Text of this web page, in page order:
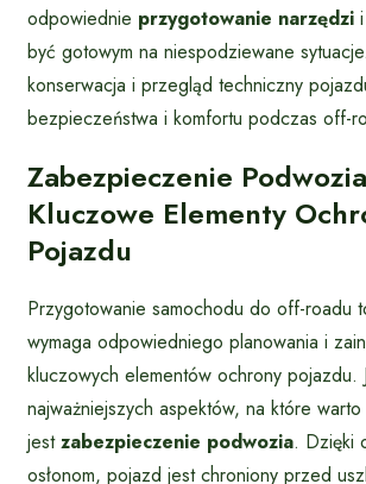
odpowiednie przygotowanie narzędzi
być gotowym na niespodziewane
konserwacja i przegląd techniczny
bezpieczeństwa i komfortu podczas off-
Zabezpieczenie
Kluczowe Elementy
Pojazdu
Przygotowanie samochodu do off-roadu
wymaga odpowiedniego planowania i
kluczowych elementów ochrony pojazdu.
najważniejszych aspektów, na które
jestzabezpieczenie podwozia. Dzięki
osłonom, pojazd jest chroniony przed